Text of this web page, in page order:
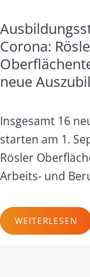
Corona:
neue
Insgesamt 16
starten am 1.
Rösler
Arbeits- und
WEITERLESEN